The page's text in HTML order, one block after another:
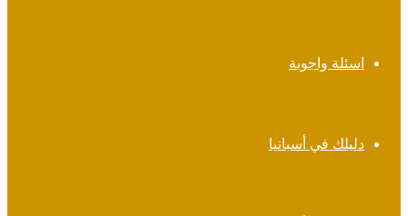
اسئلة واجوبة
دليلك في أسبانيا